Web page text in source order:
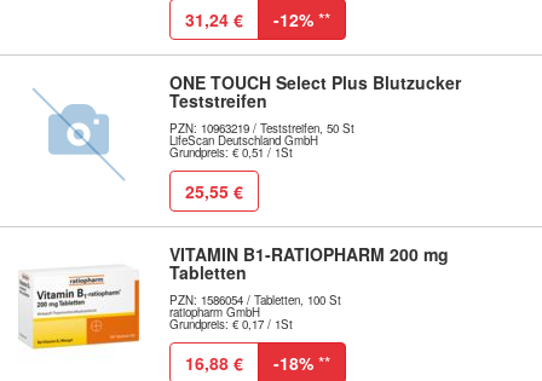
31,24 € -12% **
ONE TOUCH Select Plus Blutzucker
Teststreifen
PZN: 10963219 / Teststreifen, 50 St
LifeScan Deutschland GmbH
Grundpreis: € 0,51 / 1St
25,55 €
VITAMIN B1-RATIOPHARM 200 mg
Tabletten
PZN: 1586054 / Tabletten, 100 St
ratiopharm GmbH
Grundpreis: € 0,17 / 1St
16,88 € -18% **